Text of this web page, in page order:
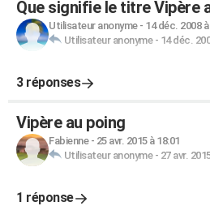
Que signifie le titre Vipère
Utilisateur anonyme- 14 déc. 2008 à
Utilisateur anonyme- 14 déc.
3 réponses
Vipère au poing
Fabienne- 25 avr. 2015 à 18:01
Utilisateur anonyme- 27 avr.
1 réponse